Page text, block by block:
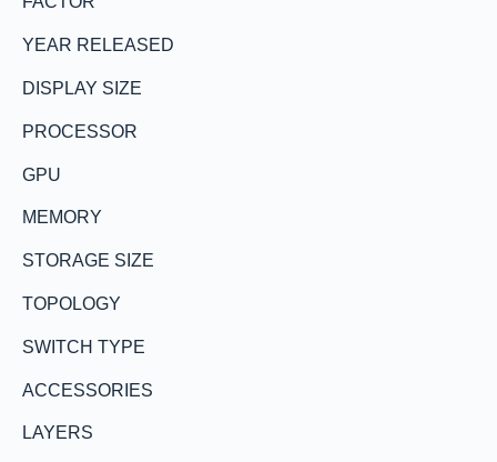
YEAR RELEASED
DISPLAY SIZE
PROCESSOR
GPU
MEMORY
STORAGE SIZE
TOPOLOGY
SWITCH TYPE
ACCESSORIES
LAYERS